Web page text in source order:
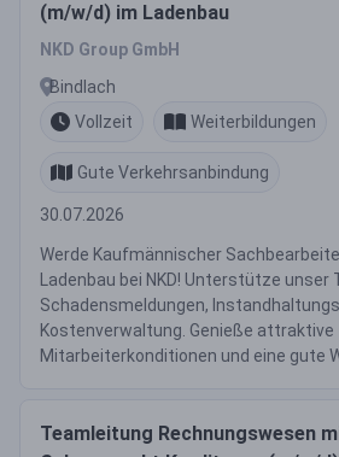
(m/w/d) im Ladenbau
NKD Group GmbH
Bindlach
Vollzeit
Weiterbildungen
Gute Verkehrsanbindung
30.07.2026
Werde Kaufmännischer
Ladenbau bei NKD! Unterstütze unser
Schadensmeldungen,
Kostenverwaltung. Genieße attraktive
Mitarbeiterkonditionen und eine gute
Teamleitung Rechnungswesen